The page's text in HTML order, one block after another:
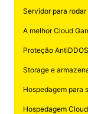
Servidor para
A melhor Cloud
Proteção
Storage e
Hospedagem para
Hospedagem